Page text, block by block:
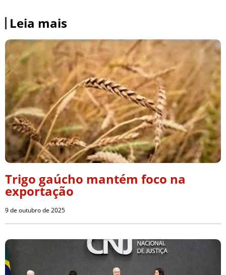
Leia mais
Trigo gaúcho mantém foco na
exportação
9 de outubro de 2025